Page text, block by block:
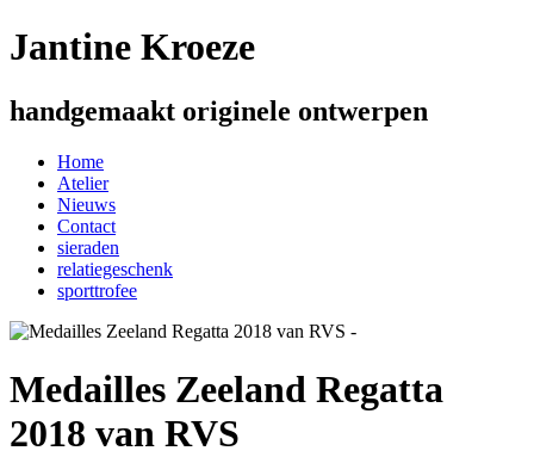
Jantine Kroeze
handgemaakt originele ontwerpen
Home
Atelier
Nieuws
Contact
sieraden
relatiegeschenk
sporttrofee
Medailles Zeeland Regatta
2018 van RVS